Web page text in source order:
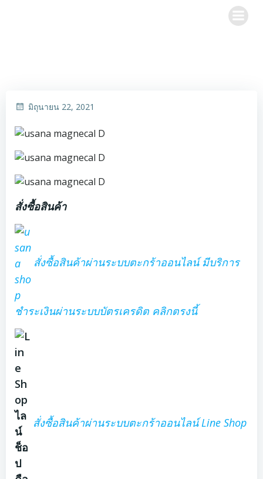
มิถุนายน 22, 2021
สั่งซื้อสินค้า
สั่งซื้อสินค้าผ่านระบบตะกร้าออนไลน์ มีบริการ
ชำระเงินผ่านระบบบัตรเครดิต คลิกตรงนี้
สั่งซื้อสินค้าผ่านระบบตะกร้าออนไลน์ Line Shop